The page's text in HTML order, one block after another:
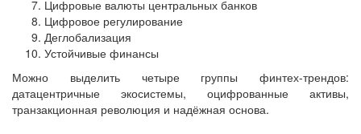
Цифровые валюты центральных банков
Цифровое регулирование
Деглобализация
Устойчивые финансы
Можно выделить четыре группы финтех-трендов:
датацентричные экосистемы, оцифрованные активы,
транзакционная революция и надёжная основа.